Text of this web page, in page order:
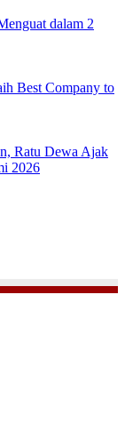
dalam 2
Best Company to
Ratu Dewa Ajak
2026